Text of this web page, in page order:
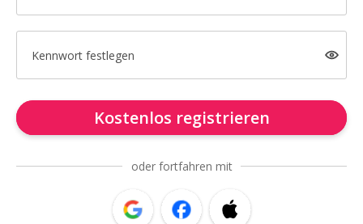
Kennwort festlegen
Kostenlos registrieren
oder fortfahren mit